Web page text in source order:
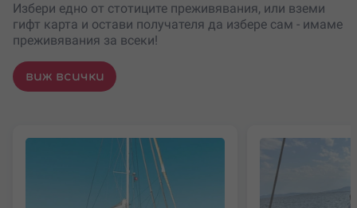
Избери едно от стотиците преживявания, или вземи
гифт карта и остави получателя да избере сам - имаме
преживявания за всеки!
виж всички